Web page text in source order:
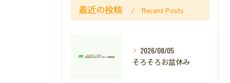
最近の投稿 Recent Posts
2026/08/05
そろそろお盆休み